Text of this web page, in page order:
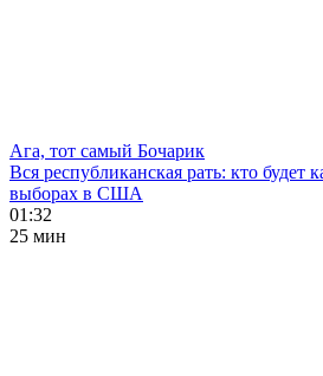
Ага, тот самый Бочарик
Вся республиканская рать: кто будет
выборах в США
01:32
25 мин